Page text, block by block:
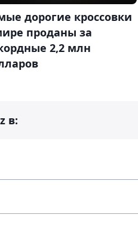
дорогие кроссовки
проданы за
2,2 млн
в: